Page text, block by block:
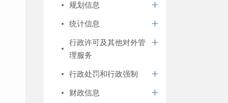
规划信息
统计信息
行政许可及其他对外管
理服务
行政处罚和行政强制
财政信息